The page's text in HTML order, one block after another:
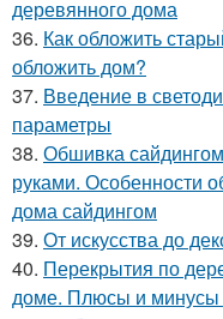
деревянного дома
36. Как обложить
обложить дом?
37. Введение в
параметры
38. Обшивка
руками. Особенности
дома сайдингом
39. От искусства до
40. Перекрытия по
доме. Плюсы и минусы